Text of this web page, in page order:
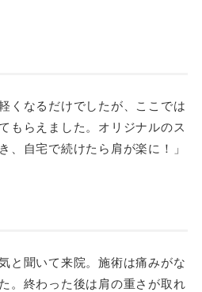
くなるだけでしたが、ここでは
もらえました。オリジナルのス
、自宅で続けたら肩が楽に！」
と聞いて来院。施術は痛みがな
。終わった後は肩の重さが取れ